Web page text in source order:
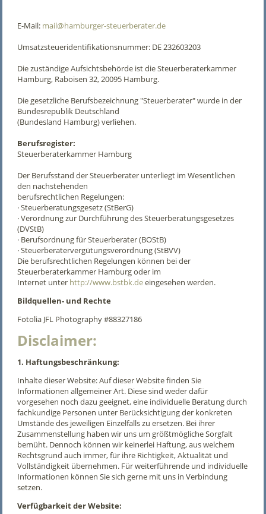
E-Mail: mail@hamburger-steuerberater.de
Umsatzsteueridentifikationsnummer: DE 232603203
Die zuständige Aufsichtsbehörde ist die Steuerberaterkammer
Hamburg, Raboisen 32, 20095 Hamburg.
Die gesetzliche Berufsbezeichnung "Steuerberater" wurde in der
Bundesrepublik Deutschland
(Bundesland Hamburg) verliehen.
Berufsregister:
Steuerberaterkammer Hamburg
Der Berufsstand der Steuerberater unterliegt im Wesentlichen
den nachstehenden
berufsrechtlichen Regelungen:
· Steuerberatungsgesetz (StBerG)
· Verordnung zur Durchführung des Steuerberatungsgesetzes
(DVStB)
· Berufsordnung für Steuerberater (BOStB)
· Steuerberatervergütungsverordnung (StBVV)
Die berufsrechtlichen Regelungen können bei der
Steuerberaterkammer Hamburg oder im
Internet unter http://www.bstbk.deeingesehen werden.
Bildquellen- und Rechte
Fotolia JFL Photography #88327186
Disclaimer:
1. Haftungsbeschränkung:
Inhalte dieser Website: Auf dieser Website finden Sie
Informationen allgemeiner Art. Diese sind weder dafür
vorgesehen noch dazu geeignet, eine individuelle Beratung durch
fachkundige Personen unter Berücksichtigung der konkreten
Umstände des jeweiligen Einzelfalls zu ersetzen. Bei ihrer
Zusammenstellung haben wir uns um größtmögliche Sorgfalt
bemüht. Dennoch können wir keinerlei Haftung, aus welchem
Rechtsgrund auch immer, für ihre Richtigkeit, Aktualität und
Vollständigkeit übernehmen. Für weiterführende und individuelle
Informationen können Sie sich gerne mit uns in Verbindung
setzen.
Verfügbarkeit der Website: